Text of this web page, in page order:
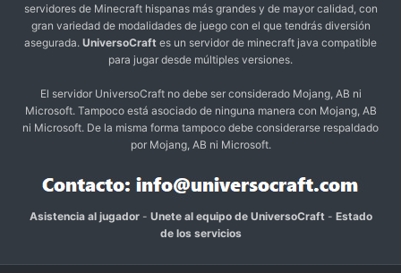
servidores de Minecraft hispanas más grandes y de mayor calidad, con
gran variedad de modalidades de juego con el que tendrás diversión
asegurada. UniversoCraft es un servidor de minecraft java compatible
para jugar desde múltiples versiones.
El servidor UniversoCraft no debe ser considerado Mojang, AB ni
Microsoft. Tampoco está asociado de ninguna manera con Mojang, AB
ni Microsoft. De la misma forma tampoco debe considerarse respaldado
por Mojang, AB ni Microsoft.
Asistencia al jugador- Unete al equipo de UniversoCraft - Estado
de los servicios